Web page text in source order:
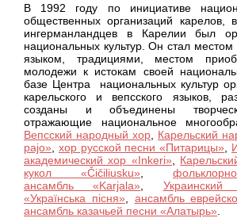
В 1992 году по инициативе
общественных организаций карелов,
ингерманландцев в Карелии был
национальных культур. Он стал
языком, традициями, местом
молодежи к истокам своей
базе Центра национальных культур
карельского и вепсского языков,
созданы и объединены
отражающие национальное
Вепсский народный хор
Карельский
pajo»
хор русской песни «Питарицы»
академический хор «Inkeri»
кукол «Čičiliusku»
ансамбль «Karjala»
«Украïнська пiсня»
ансамбль
ансамбль казачьей песни «Алатырь»